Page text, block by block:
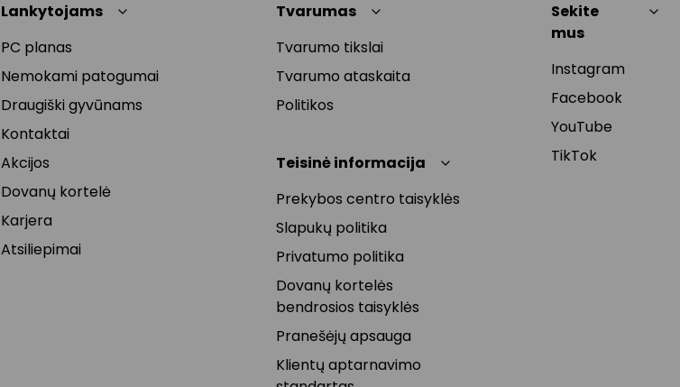
Lankytojams
PC planas
Nemokami patogumai
Draugiški gyvūnams
Kontaktai
Akcijos
Dovanų kortelė
Karjera
Atsiliepimai
Tvarumas
Tvarumo tikslai
Tvarumo ataskaita
Politikos
Teisinė informacija
Prekybos centro taisyklės
Slapukų politika
Privatumo politika
Dovanų kortelės
bendrosios taisyklės
Pranešėjų apsauga
Klientų aptarnavimo
Sekite
mus
Instagram
Facebook
YouTube
TikTok